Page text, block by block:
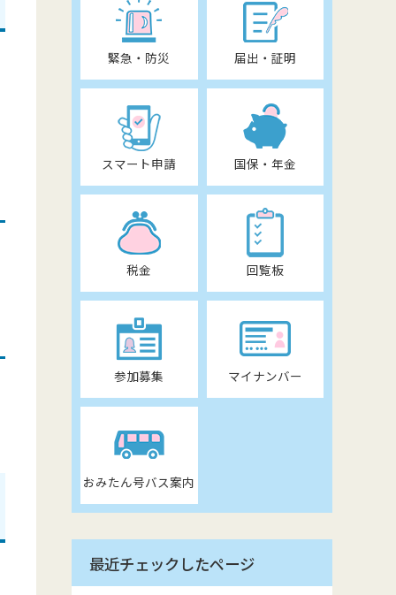
緊急・防災 届出・証明
スマート申請 国保・年金
税金 回覧板
参加募集 マイナンバー
おみたん号バス案内
最近チェックしたページ